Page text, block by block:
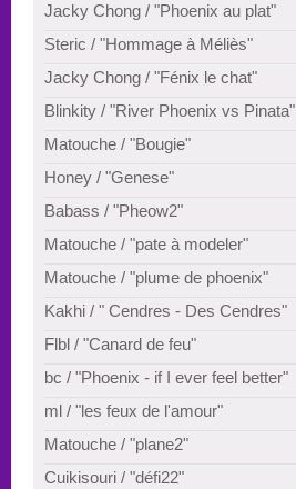
Jacky Chong / "Phoenix au plat"
Steric / "Hommage à Méliès"
Jacky Chong / "Fénix le chat"
Blinkity / "River Phoenix vs Pinata"
Matouche / "Bougie"
Honey / "Genese"
Babass / "Pheow2"
Matouche / "pate à modeler"
Matouche / "plume de phoenix"
Kakhi / " Cendres - Des Cendres"
Flbl / "Canard de feu"
bc / "Phoenix - if I ever feel better"
ml / "les feux de l'amour"
Matouche / "plane2"
Cuikisouri / "défi22"